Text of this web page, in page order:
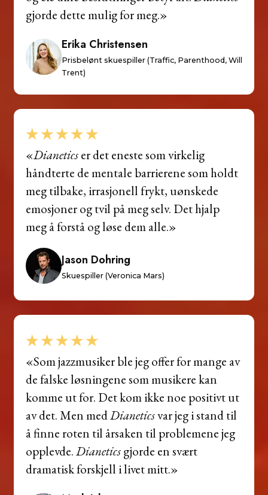
gjorde dette mulig for meg.»
Erika Christensen
Prisbelønt skuespiller (Traffic, Parenthood, Will
Trent)
«Dianeticser det eneste som virkelig
håndterte de mentale barrierene som holdt
meg tilbake, irrasjonell frykt, uønskede
emosjoner og tvil på meg selv. Det hjalp
meg å forstå og løse dem alle.»
Jason Dohring
Skuespiller (Veronica Mars)
«Som jazzmusiker ble jeg offer for mange av
de falske løsningene som musikere kan
komme ut for. Det kom ikke noe positivt ut
av det. Men medDianeticsvar jeg i stand til
å finne roten til årsaken til problemene jeg
opplevde.Dianeticsgjorde en svært
dramatisk forskjell i livet mitt.»